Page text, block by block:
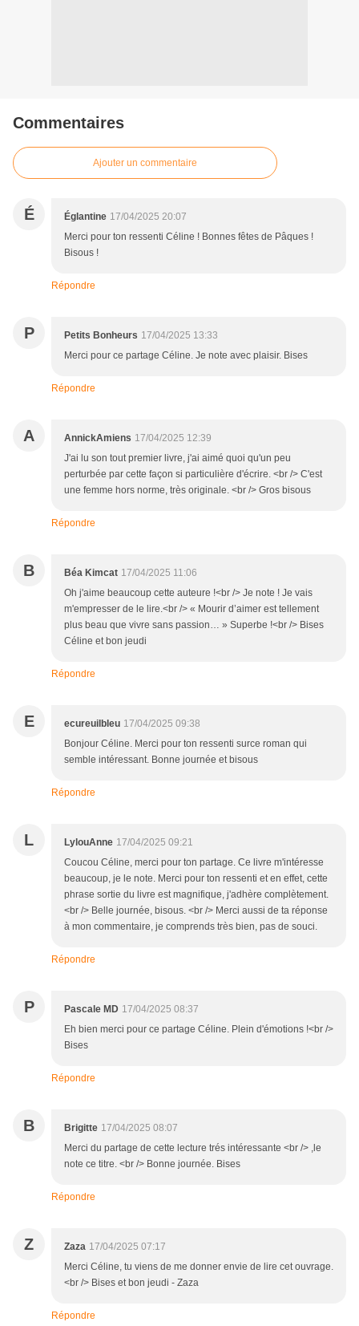
Commentaires
Ajouter un commentaire
É Églantine 17/04/2025 20:07
Merci pour ton ressenti Céline ! Bonnes fêtes de Pâques !
Bisous !
Répondre
P Petits Bonheurs 17/04/2025 13:33
Merci pour ce partage Céline. Je note avec plaisir. Bises
Répondre
A AnnickAmiens 17/04/2025 12:39
J'ai lu son tout premier livre, j'ai aimé quoi qu'un peu
perturbée par cette façon si particulière d'écrire. <br /> C'est
une femme hors norme, très originale. <br /> Gros bisous
Répondre
B Béa Kimcat 17/04/2025 11:06
Oh j'aime beaucoup cette auteure !<br /> Je note ! Je vais
m'empresser de le lire.<br /> « Mourir d’aimer est tellement
plus beau que vivre sans passion… » Superbe !<br /> Bises
Céline et bon jeudi
Répondre
E ecureuilbleu 17/04/2025 09:38
Bonjour Céline. Merci pour ton ressenti surce roman qui
semble intéressant. Bonne journée et bisous
Répondre
L LylouAnne 17/04/2025 09:21
Coucou Céline, merci pour ton partage. Ce livre m'intéresse
beaucoup, je le note. Merci pour ton ressenti et en effet, cette
phrase sortie du livre est magnifique, j'adhère complètement.
<br /> Belle journée, bisous. <br /> Merci aussi de ta réponse
à mon commentaire, je comprends très bien, pas de souci.
Répondre
P Pascale MD 17/04/2025 08:37
Eh bien merci pour ce partage Céline. Plein d'émotions !<br />
Bises
Répondre
B Brigitte 17/04/2025 08:07
Merci du partage de cette lecture trés intéressante <br /> ,le
note ce titre. <br /> Bonne journée. Bises
Répondre
Z Zaza 17/04/2025 07:17
Merci Céline, tu viens de me donner envie de lire cet ouvrage.
<br /> Bises et bon jeudi - Zaza
Répondre